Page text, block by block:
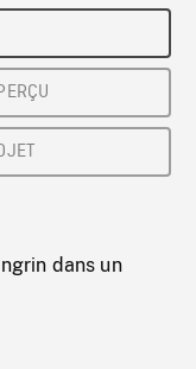
dans un